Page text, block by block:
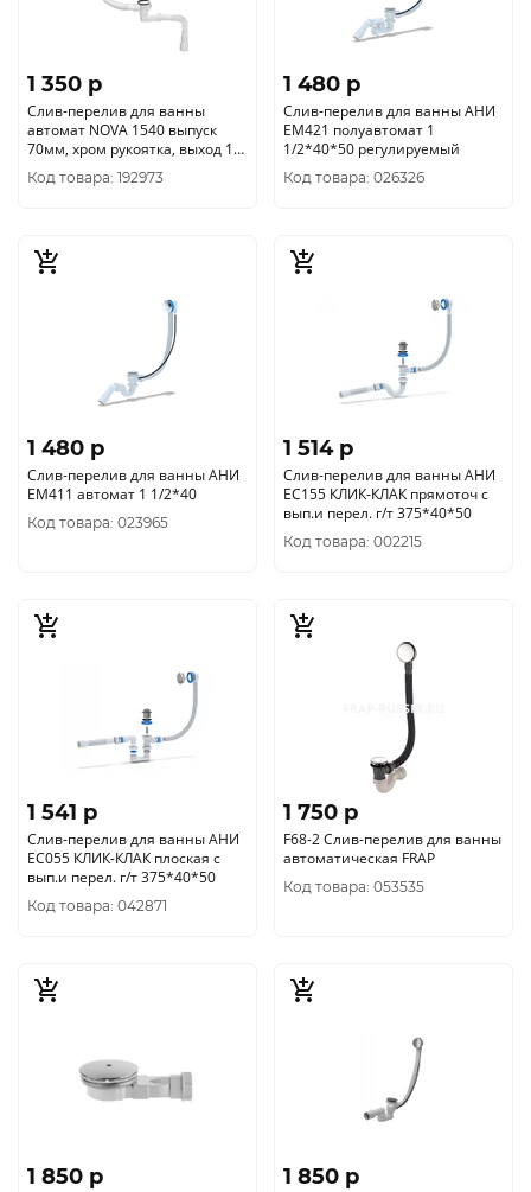
1 350 p
Слив-перелив для ванны
автомат NOVA 1540 выпуск
70мм, хром рукоятка, выход 1
1/2" уп.20/1шт.
Код товара: 192973
1 480 p
Слив-перелив для ванны АНИ
ЕМ421 полуавтомат 1
1/2*40*50 регулируемый
Код товара: 026326
1 480 p
Слив-перелив для ванны АНИ
ЕМ411 автомат 1 1/2*40
Код товара: 023965
1 514 p
Слив-перелив для ванны АНИ
ЕС155 КЛИК-КЛАК прямоточ с
вып.и перел. г/т 375*40*50
Код товара: 002215
1 541 p
Слив-перелив для ванны АНИ
ЕС055 КЛИК-КЛАК плоская с
вып.и перел. г/т 375*40*50
Код товара: 042871
1 750 p
F68-2 Слив-перелив для ванны
автоматическая FRAP
Код товара: 053535
1 850 p 1 850 p